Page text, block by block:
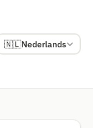
🇳🇱Nederlands